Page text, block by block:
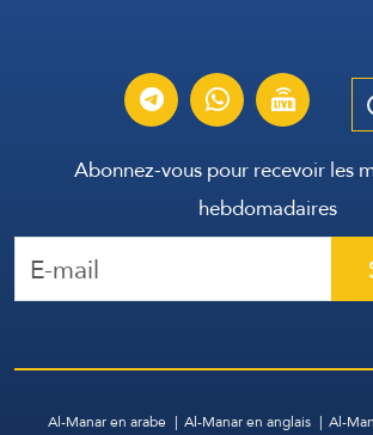
Abonnez-vous pour recevoir les
hebdomadaires
Al-Manar en arabe Al-Manar en anglais Al-